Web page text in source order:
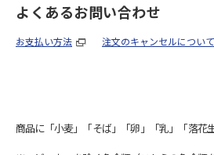
よくあるお問い合わせ
お支払い方法 注文のキャンセルについて
商品に「小麦」「そば」「卵」「乳」「落花